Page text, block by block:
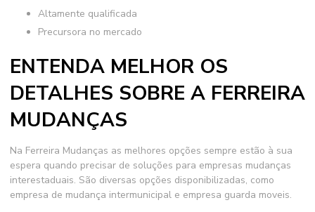
altamente qualificada
precursora no mercado
ENTENDA MELHOR OS
DETALHES SOBRE A FERREIRA
MUDANÇAS
Na Ferreira Mudanças as melhores opções sempre estão à sua
espera quando precisar de soluções para empresas mudanças
interestaduais. São diversas opções disponibilizadas, como
empresa de mudança intermunicipal e empresa guarda moveis.